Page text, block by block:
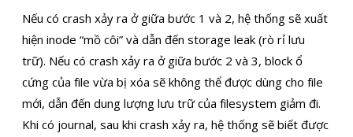
Nếu có crash xảy ra ở giữa bước 1 và 2, hệ thống sẽ xuất
hiện inode “mồ côi” và dẫn đến storage leak (rò rỉ lưu
trữ). Nếu có crash xảy ra ở giữa bước 2 và 3, block ổ
cứng của file vừa bị xóa sẽ không thể được dùng cho file
mới, dẫn đến dung lượng lưu trữ của filesystem giảm đi.
Khi có journal, sau khi crash xảy ra, hệ thống sẽ biết được